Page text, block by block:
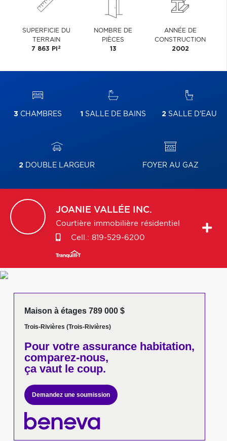
SUPERFICIE DU
TERRAIN
7 863 PI 2
NOMBRE DE
PIÈCES
13
ANNÉE DE
CONSTRUCTION
2002
3 CHAMBRES 1 SALLE DE BAINS 2SALLE D'EAU
2 DOUBLE LARGEUR FOYER AU GAZ
JOANIE VALLÉE INC.
Courtière immobilière résidentiel
Cell.: 819-529-6200
Maison à étages 789 000 $
Trois-Rivières (Trois-Rivières)
Pour votreassurance habitation,
comparez-nous,
ça vaut le coup.
Demandez une soumission